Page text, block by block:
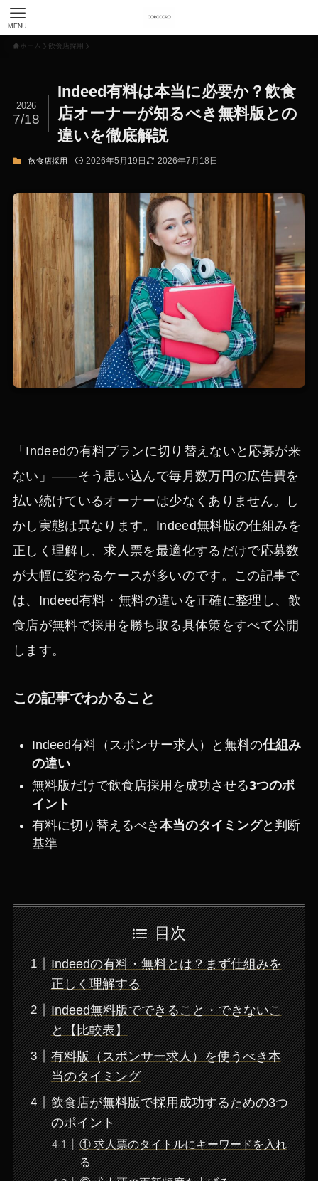
MENU
ホーム 飲食店採用
Indeed有料は本当に必要か？飲食
店オーナーが知るべき無料版との
違いを徹底解説
2026
7/18
飲食店採用 2026年5月19日 2026年7月18日
「Indeedの有料プランに切り替えないと応募が来
ない」——そう思い込んで毎月数万円の広告費を
払い続けているオーナーは少なくありません。し
かし実態は異なります。Indeed無料版の仕組みを
正しく理解し、求人票を最適化するだけで応募数
が大幅に変わるケースが多いのです。この記事で
は、Indeed有料・無料の違いを正確に整理し、飲
食店が無料で採用を勝ち取る具体策をすべて公開
します。
この記事でわかること
Indeed有料（スポンサー求人）と無料の仕組み
の違い
無料版だけで飲食店採用を成功させる3つのポ
イント
有料に切り替えるべき 本当のタイミングと判断
基準
目次
Indeedの有料・無料とは？まず仕組みを
正しく理解する
Indeed無料版でできること・できないこ
と【比較表】
有料版（スポンサー求人）を使うべき本
当のタイミング
飲食店が無料版で採用成功するための3つ
のポイント
① 求人票のタイトルにキーワードを入れ
る